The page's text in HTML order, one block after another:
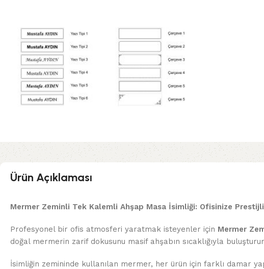
Ürün Açıklaması
Mermer Zeminli Tek Kalemli Ahşap Masa İsimliği: Ofisinize
Profesyonel bir ofis atmosferi yaratmak isteyenler için Mermer
doğal mermerin zarif dokusunu masif ahşabın sıcaklığıyla
İsimliğin zemininde kullanılan mermer, her ürün için farklı damar